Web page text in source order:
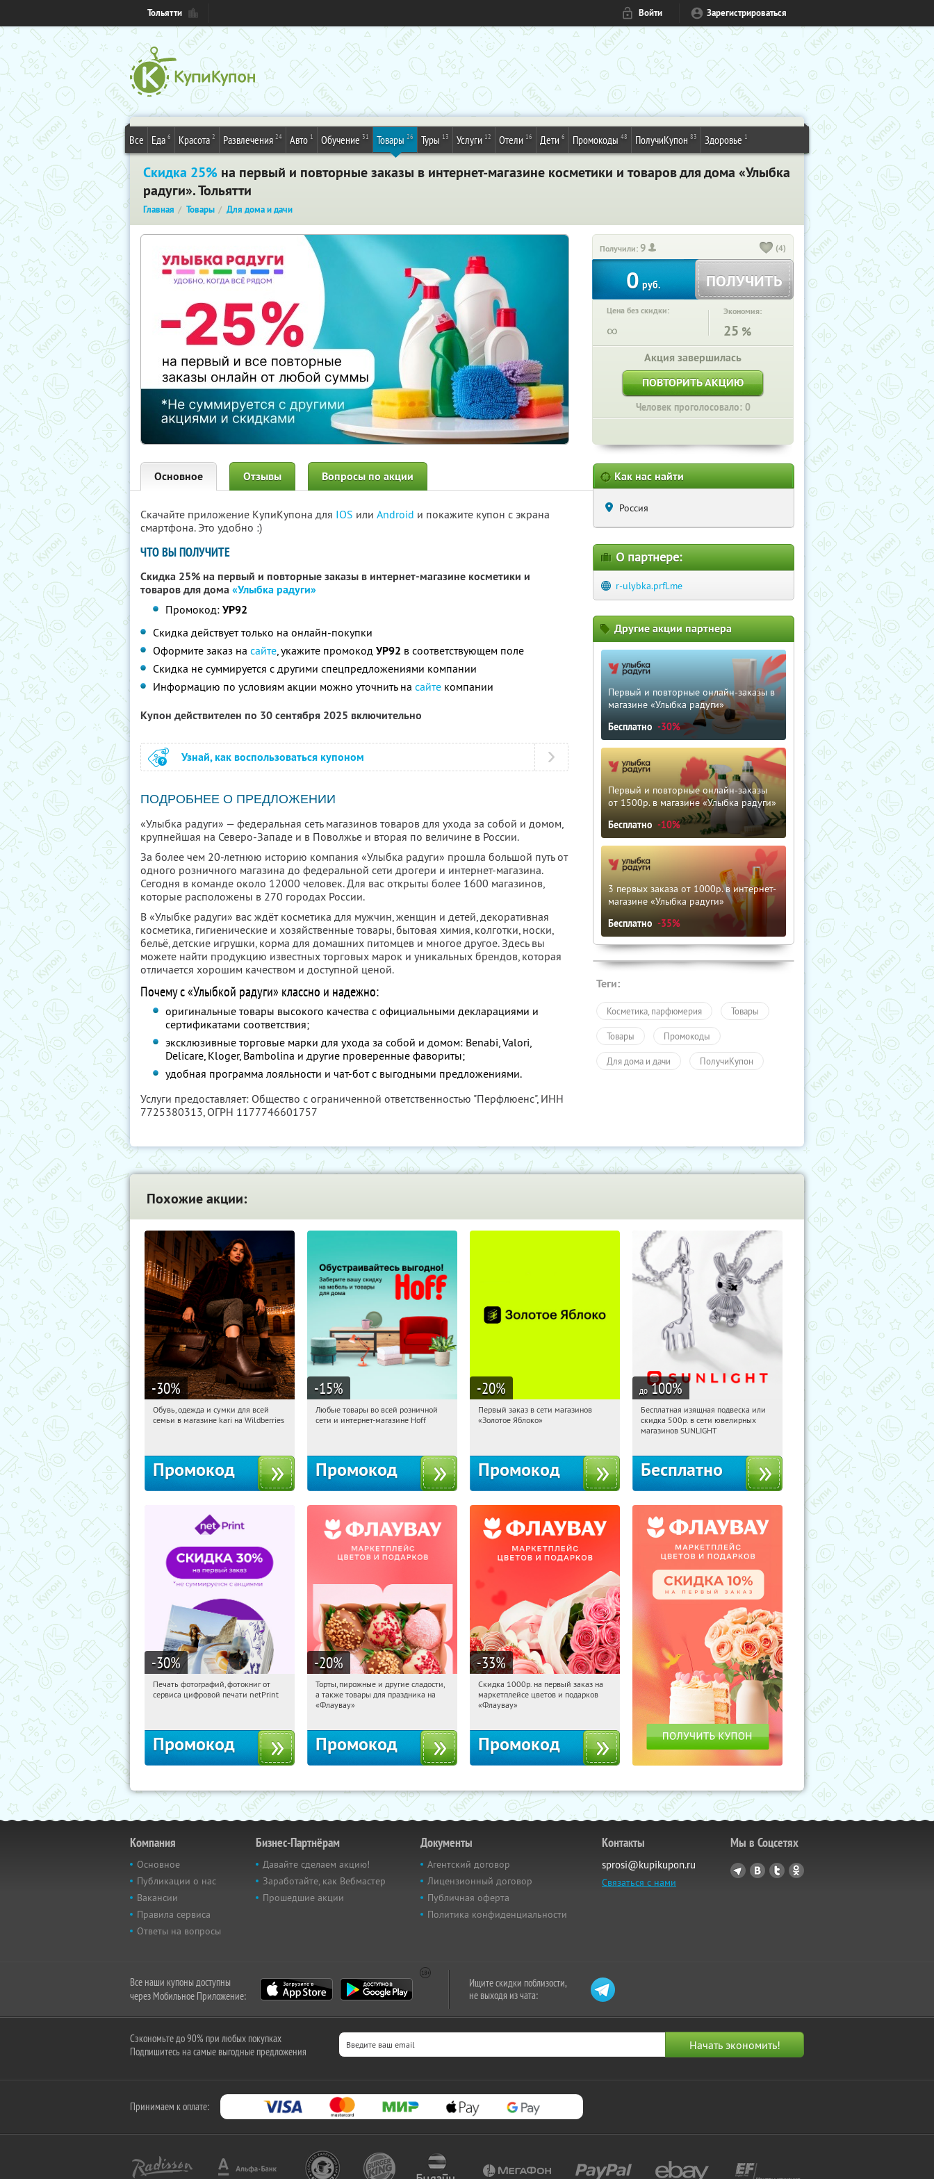
Тольятти Войти Зарегистрироваться
Все Еда 6 Красота 2 Развлечения 24 Авто 1 Обучение 31 Товары 26 Туры 13 Услуги 12 Отели 16 Дети 6 Промокоды 48 ПолучиКупон 83 Здоровье 1
Скидка 25% на первый и повторные заказы в интернет-магазине косметики и товаров для дома «Улыбка
радуги». Тольятти
Главная Товары Для дома и дачи
Получили:9 (4)
0 руб. ПОЛУЧИТЬ
Цена без скидки:
∞
Экономия:
25 %
Акция завершилась
ПОВТОРИТЬ АКЦИЮ
Человек проголосовало: 0
Основное Отзывы Вопросы по акции
Скачайте приложение КупиКупона для IOS или Android и покажите купон с экрана
смартфона. Это удобно :)
ЧТО ВЫ ПОЛУЧИТЕ
Скидка 25% на первый и повторные заказы в интернет-магазине косметики и
товаров для дома«Улыбка радуги»
Промокод:УР92
Скидка действует только на онлайн-покупки
Оформите заказ на сайте, укажите промокод УР92 в соответствующем поле
Скидка не суммируется с другими спецпредложениями компании
Информацию по условиям акции можно уточнить на сайте компании
Купон действителен по 30 сентября 2025 включительно
Узнай, как воспользоваться купоном
ПОДРОБНЕЕ О ПРЕДЛОЖЕНИИ
«Улыбка радуги» — федеральная сеть магазинов товаров для ухода за собой и домом,
крупнейшая на Северо-Западе и в Поволжье и вторая по величине в России.
За более чем 20-летнюю историю компания «Улыбка радуги» прошла большой путь от
одного розничного магазина до федеральной сети дрогери и интернет-магазина.
Сегодня в команде около 12000 человек. Для вас открыты более 1600 магазинов,
которые расположены в 270 городах России.
В «Улыбке радуги» вас ждёт косметика для мужчин, женщин и детей, декоративная
косметика, гигиенические и хозяйственные товары, бытовая химия, колготки, носки,
бельё, детские игрушки, корма для домашних питомцев и многое другое. Здесь вы
можете найти продукцию известных торговых марок и уникальных брендов, которая
отличается хорошим качеством и доступной ценой.
Почему с «Улыбкой радуги» классно и надежно:
оригинальные товары высокого качества с официальными декларациями и
сертификатами соответствия;
эксклюзивные торговые марки для ухода за собой и домом: Benabi, Valori,
Delicare, Kloger, Bambolina и другие проверенные фавориты;
удобная программа лояльности и чат-бот с выгодными предложениями.
Услуги предоставляет: Общество с ограниченной ответственностью "Перфлюенс", ИНН
7725380313, ОГРН 1177746601757
Как нас найти
Россия
О партнере:
r-ulybka.prfl.me
Другие акции партнера
Первый и повторные онлайн-заказы в
магазине «Улыбка радуги»
Бесплатно -30%
Первый и повторные онлайн-заказы
от 1500р. в магазине «Улыбка радуги»
Бесплатно -10%
3 первых заказа от 1000р. в интернет-
магазине «Улыбка радуги»
Бесплатно -35%
Теги:
Косметика, парфюмерия Товары
Товары Промокоды
Для дома и дачи ПолучиКупон
Похожие акции:
-30%
10:02:05 Получили:
Обувь, одежда и сумки для всей
семьи в магазине kari на Wildberries
Промокод
-15%
10:02:05 Получили:
Любые товары во всей розничной
сети и интернет-магазине Hoff
Промокод
-20%
10:02:05
Получи первым!
Первый заказ в сети магазинов
«Золотое Яблоко»
Промокод
до 100%
10:02:05 Получили:
Россия
Бесплатная изящная подвеска или
скидка 500р. в сети ювелирных
магазинов SUNLIGHT
Бесплатно
-30%
10:02:05 Получили:
Печать фотографий, фотокниг от
сервиса цифровой печати netPrint
Промокод
-20%
10:02:05 Получили:
Россия
Торты, пирожные и другие сладости,
а также товары для праздника на
«Флаувау»
Промокод
-33%
10:02:05 Получили:
Россия
Скидка 1000р. на первый заказ на
маркетплейсе цветов и подарков
«Флаувау»
Промокод
Компания
Основное
Публикации о нас
Вакансии
Правила сервиса
Ответы на вопросы
Бизнес-Партнёрам
Давайте сделаем акцию!
Заработайте, как Вебмастер
Прошедшие акции
Документы
Агентский договор
Лицензионный договор
Публичная оферта
Политика конфиденциальности
Контакты
sprosi@kupikupon.ru
Связаться с нами
Мы в Соцсетях
Все наши купоны доступны
через Мобильное Приложение:
Ищите скидки поблизости,
не выходя из чата:
Сэкономьте до 90% при любых покупках
Подпишитесь на самые выгодные предложения
Принимаем к оплате: